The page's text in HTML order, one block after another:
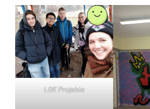
LDE Projekte